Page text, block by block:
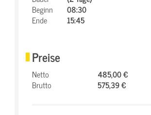
Beginn
08:30
Ende
15:45
Preise
Netto
485,00 €
Brutto
575,39 €